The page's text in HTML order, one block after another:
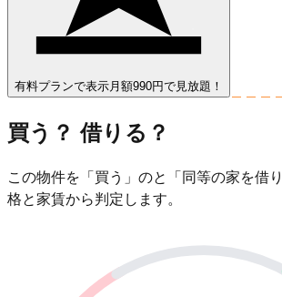
有料プランで表示 月額990円で見放題！
買う？ 借りる？
この物件を「買う」のと「同等の家を借
格と家賃から判定します。